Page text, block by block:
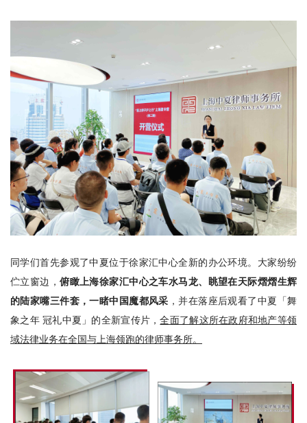
同学们首先参观了中夏位于徐家汇中心全新的办公环境。大家纷纷
伫立窗边，俯瞰上海徐家汇中心之车水马龙、眺望在天际熠熠生辉
的陆家嘴三件套，一睹中国魔都风采 ，并在落座后观看了中夏「舞
象之年 冠礼中夏」的全新宣传片，全面了解这所在政府和地产等领
域法律业务在全国与上海领跑的律师事务所。